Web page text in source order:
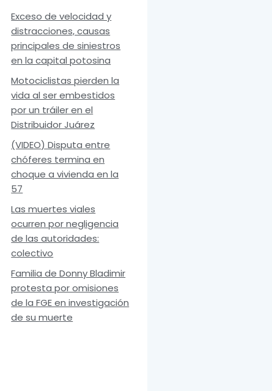
Exceso de velocidad y
distracciones, causas
principales de siniestros
en la capital potosina
Motociclistas pierden la
vida al ser embestidos
por un tráiler en el
Distribuidor Juárez
(VIDEO) Disputa entre
chóferes termina en
choque a vivienda en la
57
Las muertes viales
ocurren por negligencia
de las autoridades:
colectivo
Familia de Donny Bladimir
protesta por omisiones
de la FGE en investigación
de su muerte